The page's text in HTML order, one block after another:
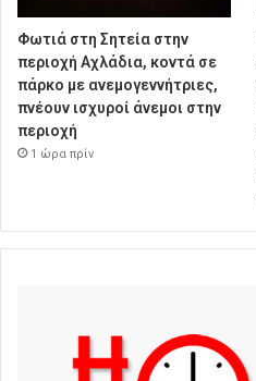
Φωτιά στη Σητεία στην
περιοχή Αχλάδια, κοντά σε
πάρκο με ανεμογεννήτριες,
πνέουν ισχυροί άνεμοι στην
περιοχή
1 ώρα πρίν